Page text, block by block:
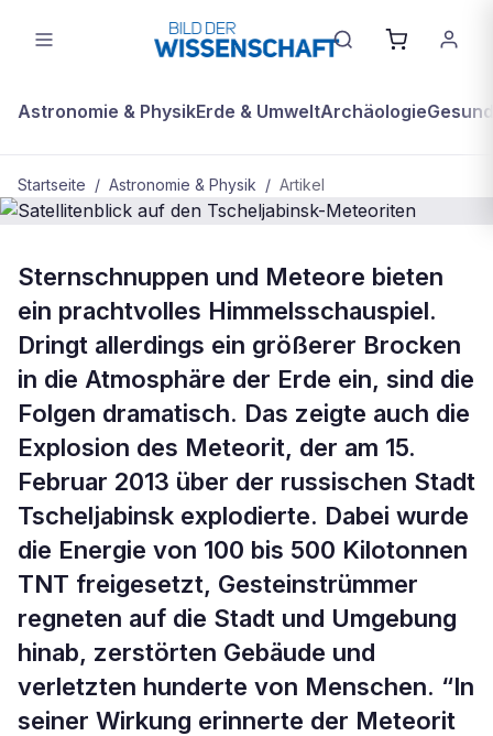
Astronomie & PhysikErde & UmweltArchäologie
Startseite / Astronomie & Physik / Artikel
Satellitenblick auf den
Tscheljabinsk-Meteoriten
Sternschnuppen und Meteore bieten
ein prachtvolles Himmelsschauspiel.
Dringt allerdings ein größerer Brocken
in die Atmosphäre der Erde ein, sind die
Folgen dramatisch. Das zeigte auch die
Explosion des Meteorit, der am 15.
Februar 2013 über der russischen Stadt
Tscheljabinsk explodierte. Dabei wurde
die Energie von 100 bis 500 Kilotonnen
TNT freigesetzt, Gesteinstrümmer
regneten auf die Stadt und Umgebung
hinab, zerstörten Gebäude und
verletzten hunderte von Menschen. “In
seiner Wirkung erinnerte der Meteorit